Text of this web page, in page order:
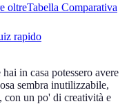
oltreTabella Comparativa
rapido
in casa potessero avere
sembra inutilizzabile,
con un po' di creatività e